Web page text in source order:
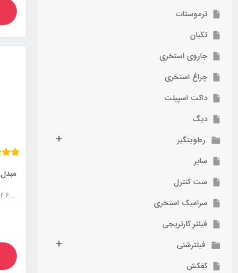
ترموستات
تکبان
جاروی استخری
چراغ استخری
داکت اسپیلت
دیگ
رطوبتگیر
سایر
ست کنترل
سرامیک استخری
فیلتر کارتریجی
فیلترشنی
کفکش
Stainless steel heat exchanger 60KW